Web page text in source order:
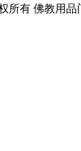
所有 佛教用品